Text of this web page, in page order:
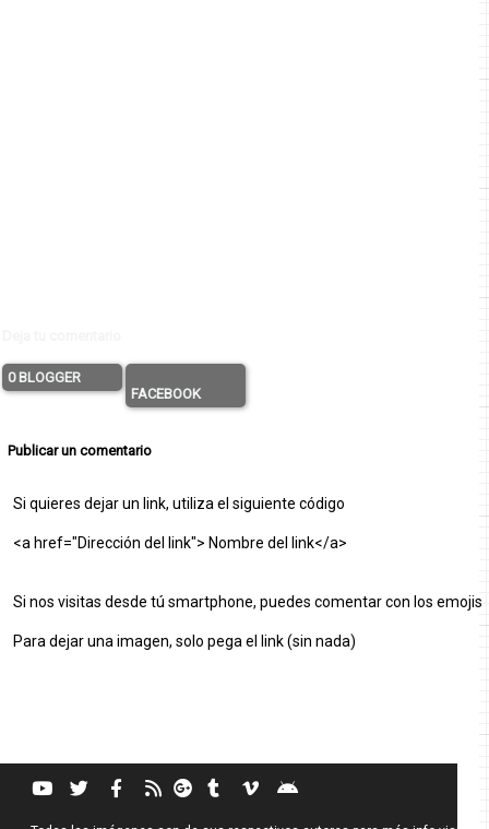
0 BLOGGER
FACEBOOK
Publicar un comentario
Si quieres dejar un link, utiliza el siguiente código
<a href="Dirección del link"> Nombre del link</a>
Si nos visitas desde tú smartphone, puedes comentar con los emojis
Para dejar una imagen, solo pega el link (sin nada)